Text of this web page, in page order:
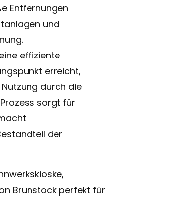
Entfernungen
und
effiziente
erreicht,
durch die
sorgt für
der
Brunstock perfekt für